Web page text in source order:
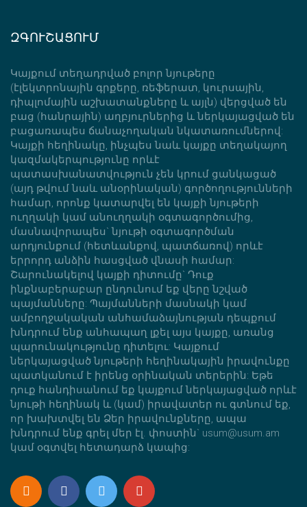
ԶԳՈՒՇԱՑՈՒՄ
Կայքում տեղադրված բոլոր նյութերը
(էլեկտրոնային գրքերը, ռեֆերատ, կուրսային,
դիպլոմային աշխատանքները և այլն) վերցված են
բաց (հանրային) աղբյուրներից և ներկայացված են
բացառապես ճանաչողական նկատառումներով:
Կայքի հեղինակը, ինչպես նաև կայքը տեղակայող
կազմակերպությունը որևէ
պատասխանատվություն չեն կրում ցանկացած
(այդ թվում նաև անօրինական) գործողությունների
համար, որոնք կատարվել են կայքի նյութերի
ուղղակի կամ անուղղակի օգտագործումից,
մասնավորապես` նյութի օգտագործման
արդյունքում (հետևանքով, պատճառով) որևէ
երրորդ անձին հասցված վնասի համար:
Շարունակելով կայքի դիտումը` Դուք
ինքնաբերաբար ընդունում եք վերը նշված
պայմանները: Պայմանների մասնակի կամ
ամբողջակական անհամաձայնության դեպքում
խնդրում ենք անհապաղ լքել այս կայքը, առանց
պարունակությունը դիտելու: Կայքում
ներկայացված նյութերի հեղինակային իրավունքը
պատկանում է իրենց օրինական տերերին: Եթե
դուք հանդիսանում եք կայքում ներկայացված որևէ
նյութի հեղինակ և (կամ) իրավատեր ու գտնում եք,
որ խախտվել են Ձեր իրավունքները, ապա
խնդրում ենք գրել մեր էլ. փոստին` usum@usum.am
կամ օգտվել հետադարձ կապից: